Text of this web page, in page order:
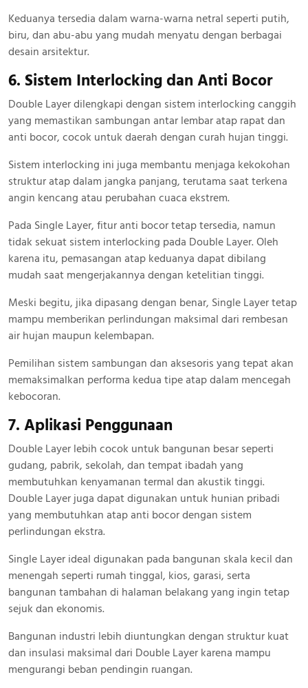
Keduanya tersedia dalam warna-warna netral seperti putih,
biru, dan abu-abu yang mudah menyatu dengan berbagai
desain arsitektur.
6. Sistem Interlocking dan Anti Bocor
Double Layer dilengkapi dengan sistem interlocking canggih
yang memastikan sambungan antar lembar atap rapat dan
anti bocor, cocok untuk daerah dengan curah hujan tinggi.
Sistem interlocking ini juga membantu menjaga kekokohan
struktur atap dalam jangka panjang, terutama saat terkena
angin kencang atau perubahan cuaca ekstrem.
Pada Single Layer, fitur anti bocor tetap tersedia, namun
tidak sekuat sistem interlocking pada Double Layer. Oleh
karena itu, pemasangan atap keduanya dapat dibilang
mudah saat mengerjakannya dengan ketelitian tinggi.
Meski begitu, jika dipasang dengan benar, Single Layer tetap
mampu memberikan perlindungan maksimal dari rembesan
air hujan maupun kelembapan.
Pemilihan sistem sambungan dan aksesoris yang tepat akan
memaksimalkan performa kedua tipe atap dalam mencegah
kebocoran.
7. Aplikasi Penggunaan
Double Layer lebih cocok untuk bangunan besar seperti
gudang, pabrik, sekolah, dan tempat ibadah yang
membutuhkan kenyamanan termal dan akustik tinggi.
Double Layer juga dapat digunakan untuk hunian pribadi
yang membutuhkan atap anti bocor dengan sistem
perlindungan ekstra.
Single Layer ideal digunakan pada bangunan skala kecil dan
menengah seperti rumah tinggal, kios, garasi, serta
bangunan tambahan di halaman belakang yang ingin tetap
sejuk dan ekonomis.
Bangunan industri lebih diuntungkan dengan struktur kuat
dan insulasi maksimal dari Double Layer karena mampu
mengurangi beban pendingin ruangan.